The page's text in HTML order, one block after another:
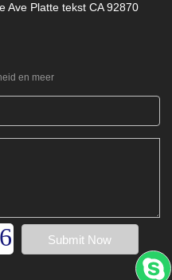
Ave Platte tekst CA 92870
en meer